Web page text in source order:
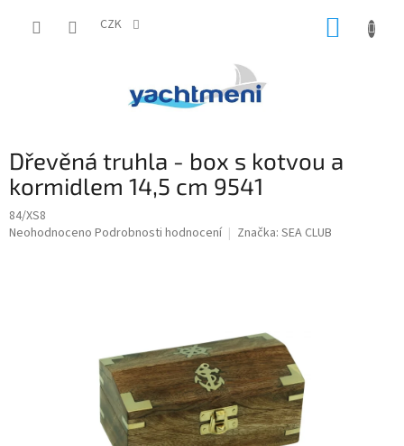
CZK
Dřevěná truhla - box s kotvou a
kormidlem 14,5 cm 9541
84/XS8
Průměrné
Neohodnoceno Podrobnosti hodnocení Značka: SEA CLUB